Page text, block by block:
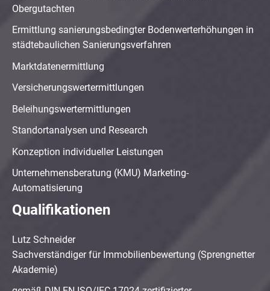
Obergutachten
Ermittlung sanierungsbedingter Bodenwerterhöhungen in
städtebaulichen Sanierungsverfahren
Marktdatenermittlung
Versicherungswertermittlungen
Beleihungswertermittlungen
Standortanalysen und Research
Konzeption individueller Leistungen
Unternehmensberatung (KMU) Marketing-
Automatisierung
Qualifikationen
Lutz Schneider
Sachverständiger für Immobilienbewertung (Sprengnetter
Akademie)